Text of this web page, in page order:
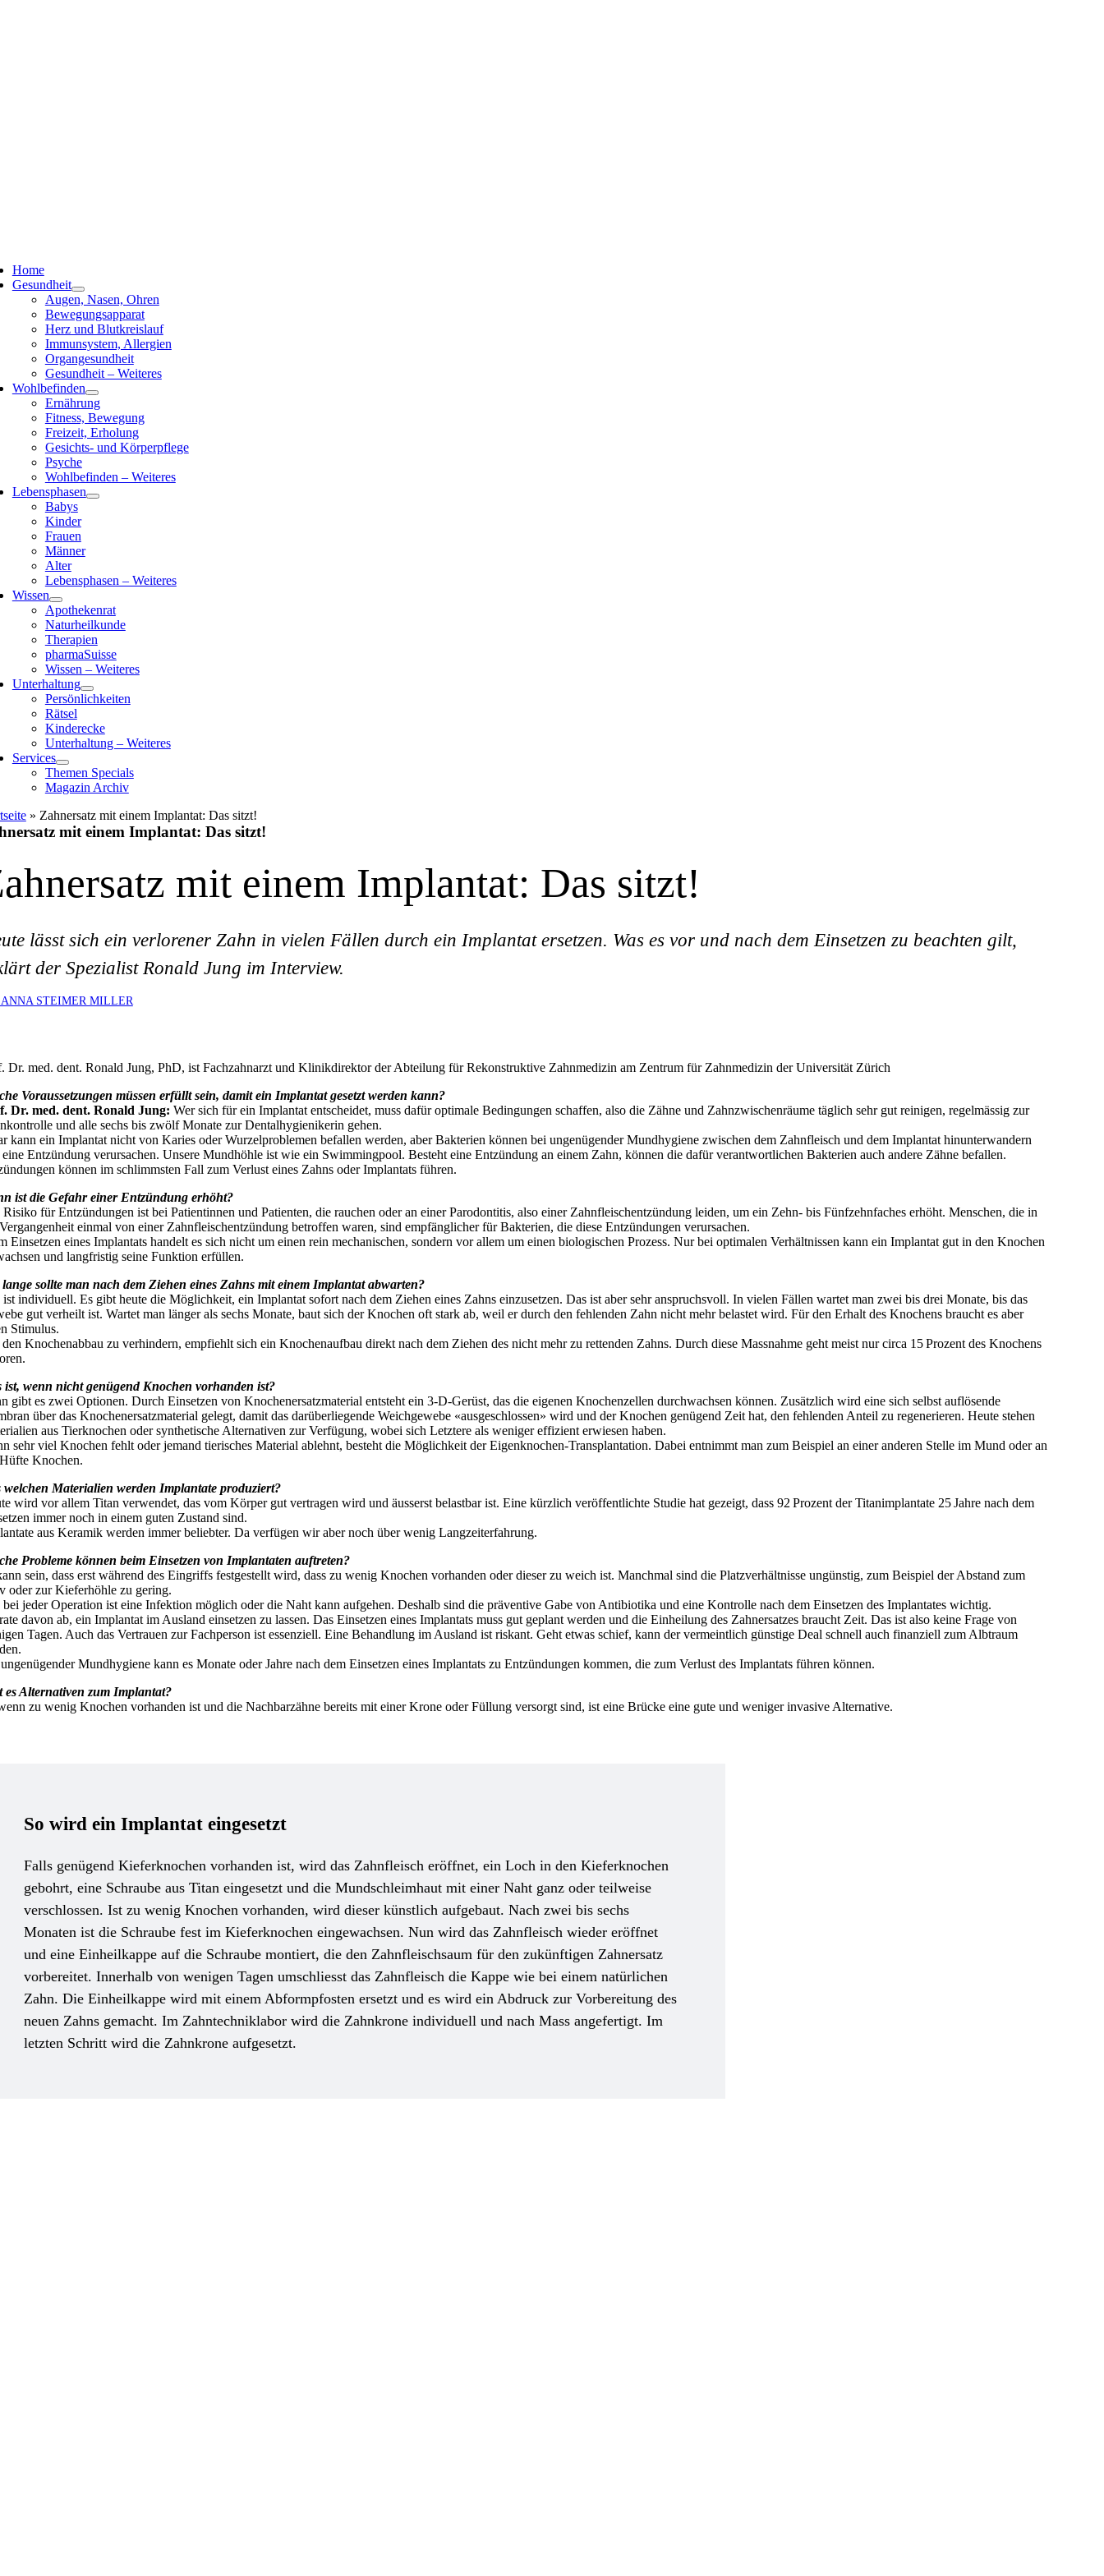
Home
Gesundheit
Augen, Nasen, Ohren
Bewegungsapparat
Herz und Blutkreislauf
Immunsystem, Allergien
Organgesundheit
Gesundheit – Weiteres
Wohlbefinden
Ernährung
Fitness, Bewegung
Freizeit, Erholung
Gesichts- und Körperpflege
Psyche
Wohlbefinden – Weiteres
Lebensphasen
Babys
Kinder
Frauen
Männer
Alter
Lebensphasen – Weiteres
Wissen
Apothekenrat
Naturheilkunde
Therapien
pharmaSuisse
Wissen – Weiteres
Unterhaltung
Persönlichkeiten
Rätsel
Kinderecke
Unterhaltung – Weiteres
Services
Themen Specials
Magazin Archiv
» Zahnersatz mit einem Implantat: Das sitzt!
mit einem Implantat: Das sitzt!
mit einem Implantat: Das sitzt!
lässt sich ein verlorener Zahn in vielen Fällen durch ein Implantat ersetzen. Was es vor und nach dem Einsetzen zu beachten gilt,
der Spezialist Ronald Jung im Interview.
STEIMER MILLER
Dr. med. dent. Ronald Jung, PhD, ist Fachzahnarzt und Klinikdirektor der Abteilung für Rekonstruktive Zahnmedizin am Zentrum für Zahnmedizin der Universität Zürich
Voraussetzungen müssen erfüllt sein, damit ein Implantat gesetzt werden kann?
Dr. med. dent. Ronald Jung: Wer sich für ein Implantat entscheidet, muss dafür optimale Bedingungen schaffen, also die Zähne und Zahnzwischenräume täglich sehr gut reinigen, regelmässig zur
und alle sechs bis zwölf Monate zur Dentalhygienikerin gehen.
kann ein Implantat nicht von Karies oder Wurzelproblemen befallen werden, aber Bakterien können bei ungenügender Mundhygiene zwischen dem Zahnfleisch und dem Implantat hinunterwandern
Entzündung verursachen. Unsere Mundhöhle ist wie ein Swimmingpool. Besteht eine Entzündung an einem Zahn, können die dafür verantwortlichen Bakterien auch andere Zähne befallen.
können im schlimmsten Fall zum Verlust eines Zahns oder Implantats führen.
ist die Gefahr einer Entzündung erhöht?
Risiko für Entzündungen ist bei Patientinnen und Patienten, die rauchen oder an einer Parodontitis, also einer Zahnfleischentzündung leiden, um ein Zehn- bis Fünfzehnfaches erhöht. Menschen, die in
einmal von einer Zahnfleischentzündung betroffen waren, sind empfänglicher für Bakterien, die diese Entzündungen verursachen.
Einsetzen eines Implantats handelt es sich nicht um einen rein mechanischen, sondern vor allem um einen biologischen Prozess. Nur bei optimalen Verhältnissen kann ein Implantat gut in den Knochen
und langfristig seine Funktion erfüllen.
lange sollte man nach dem Ziehen eines Zahns mit einem Implantat abwarten?
ist individuell. Es gibt heute die Möglichkeit, ein Implantat sofort nach dem Ziehen eines Zahns einzusetzen. Das ist aber sehr anspruchsvoll. In vielen Fällen wartet man zwei bis drei Monate, bis das
gut verheilt ist. Wartet man länger als sechs Monate, baut sich der Knochen oft stark ab, weil er durch den fehlenden Zahn nicht mehr belastet wird. Für den Erhalt des Knochens braucht es aber
Stimulus.
Knochenabbau zu verhindern, empfiehlt sich ein Knochenaufbau direkt nach dem Ziehen des nicht mehr zu rettenden Zahns. Durch diese Massnahme geht meist nur circa 15 Prozent des Knochens
ist, wenn nicht genügend Knochen vorhanden ist?
gibt es zwei Optionen. Durch Einsetzen von Knochenersatzmaterial entsteht ein 3-D-Gerüst, das die eigenen Knochenzellen durchwachsen können. Zusätzlich wird eine sich selbst auflösende
über das Knochenersatzmaterial gelegt, damit das darüberliegende Weichgewebe «ausgeschlossen» wird und der Knochen genügend Zeit hat, den fehlenden Anteil zu regenerieren. Heute stehen
aus Tierknochen oder synthetische Alternativen zur Verfügung, wobei sich Letztere als weniger effizient erwiesen haben.
sehr viel Knochen fehlt oder jemand tierisches Material ablehnt, besteht die Möglichkeit der Eigenknochen-Transplantation. Dabei entnimmt man zum Beispiel an einer anderen Stelle im Mund oder an
Knochen.
welchen Materialien werden Implantate produziert?
wird vor allem Titan verwendet, das vom Körper gut vertragen wird und äusserst belastbar ist. Eine kürzlich veröffentlichte Studie hat gezeigt, dass 92 Prozent der Titanimplantate 25 Jahre nach dem
immer noch in einem guten Zustand sind.
aus Keramik werden immer beliebter. Da verfügen wir aber noch über wenig Langzeiterfahrung.
Probleme können beim Einsetzen von Implantaten auftreten?
sein, dass erst während des Eingriffs festgestellt wird, dass zu wenig Knochen vorhanden oder dieser zu weich ist. Manchmal sind die Platzverhältnisse ungünstig, zum Beispiel der Abstand zum
oder zur Kieferhöhle zu gering.
bei jeder Operation ist eine Infektion möglich oder die Naht kann aufgehen. Deshalb sind die präventive Gabe von Antibiotika und eine Kontrolle nach dem Einsetzen des Implantates wichtig.
davon ab, ein Implantat im Ausland einsetzen zu lassen. Das Einsetzen eines Implantats muss gut geplant werden und die Einheilung des Zahnersatzes braucht Zeit. Das ist also keine Frage von
Tagen. Auch das Vertrauen zur Fachperson ist essenziell. Eine Behandlung im Ausland ist riskant. Geht etwas schief, kann der vermeintlich günstige Deal schnell auch finanziell zum Albtraum
Mundhygiene kann es Monate oder Jahre nach dem Einsetzen eines Implantats zu Entzündungen kommen, die zum Verlust des Implantats führen können.
es Alternativen zum Implantat?
zu wenig Knochen vorhanden ist und die Nachbarzähne bereits mit einer Krone oder Füllung versorgt sind, ist eine Brücke eine gute und weniger invasive Alternative.
So wird ein Implantat eingesetzt
Falls genügend Kieferknochen vorhanden ist, wird das Zahnfleisch eröffnet, ein Loch in den Kieferknochen
gebohrt, eine Schraube aus Titan eingesetzt und die Mundschleimhaut mit einer Naht ganz oder teilweise
verschlossen. Ist zu wenig Knochen vorhanden, wird dieser künstlich aufgebaut. Nach zwei bis sechs
Monaten ist die Schraube fest im Kieferknochen eingewachsen. Nun wird das Zahnfleisch wieder eröffnet
und eine Einheilkappe auf die Schraube montiert, die den Zahnfleischsaum für den zukünftigen Zahnersatz
vorbereitet. Innerhalb von wenigen Tagen umschliesst das Zahnfleisch die Kappe wie bei einem natürlichen
Zahn. Die Einheilkappe wird mit einem Abformpfosten ersetzt und es wird ein Abdruck zur Vorbereitung des
neuen Zahns gemacht. Im Zahntechniklabor wird die Zahnkrone individuell und nach Mass angefertigt. Im
letzten Schritt wird die Zahnkrone aufgesetzt.